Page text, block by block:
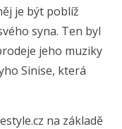
je být poblíž
syna. Ten byl
jeho muziky
Sinise, která
na základě